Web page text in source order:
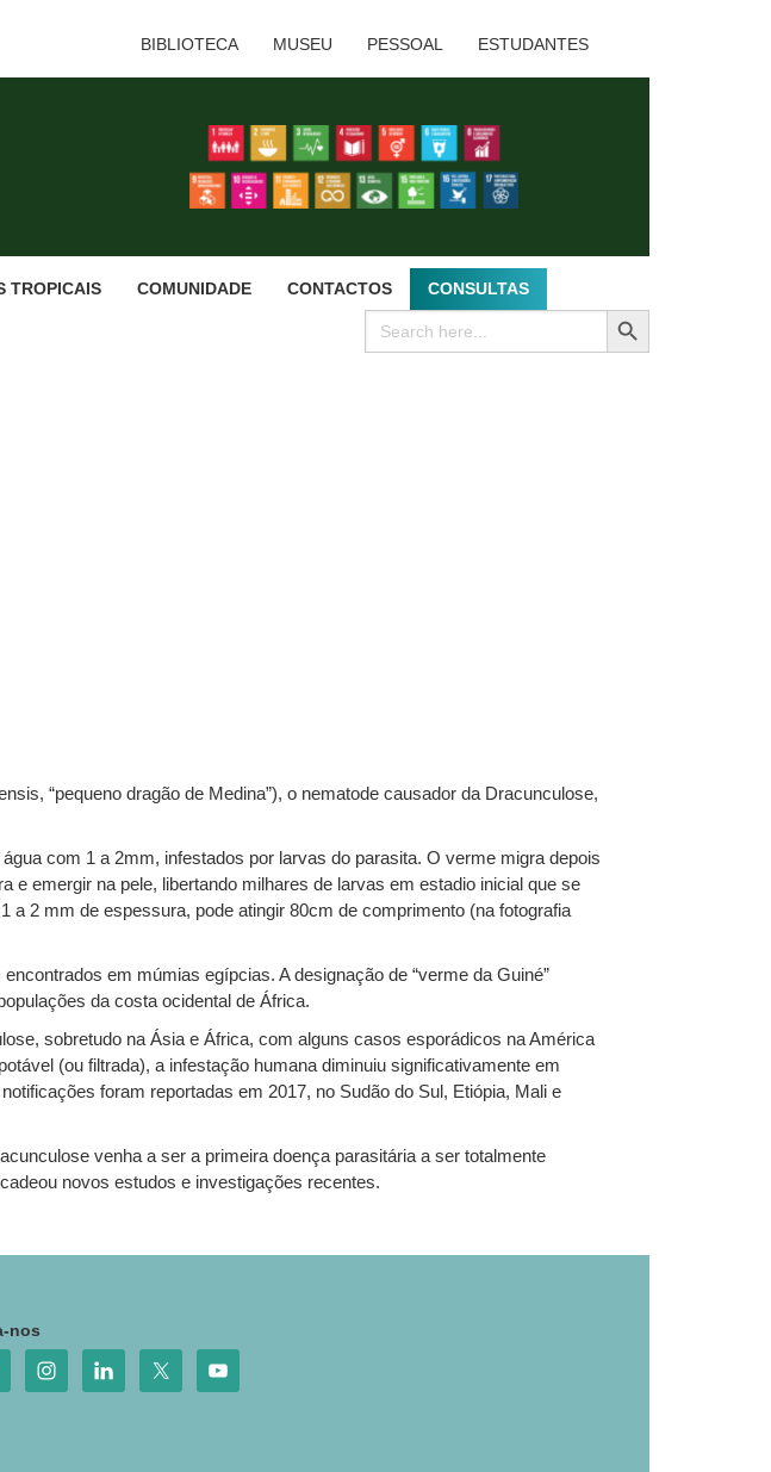
BIBLIOTECA MUSEU PESSOAL ESTUDANTES
TROPICAIS COMUNIDADE CONTACTOS CONSULTAS
Search
for:
SEARCH BUTTON
“pequeno dragão de Medina”), o nematode causador da Dracunculose,
com 1 a 2mm, infestados por larvas do parasita. O verme migra depois
e emergir na pele, libertando milhares de larvas em estadio inicial que se
a 2 mm de espessura, pode atingir 80cm de comprimento (na fotografia
em múmias egípcias. A designação de “verme da Guiné”
da costa ocidental de África.
sobretudo na Ásia e África, com alguns casos esporádicos na América
(ou filtrada), a infestação humana diminuiu significativamente em
foram reportadas em 2017, no Sudão do Sul, Etiópia, Mali e
venha a ser a primeira doença parasitária a ser totalmente
novos estudos e investigações recentes.
nos